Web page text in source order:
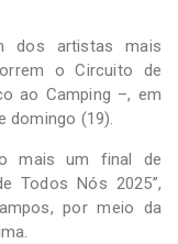
dos artistas mais
o Circuito de
ao Camping –, em
domingo (19).
mais um final de
Todos Nós 2025”,
por meio da